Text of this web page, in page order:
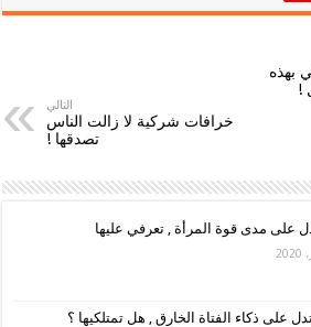
بهذه
!
التالي
خرافات شركية لا زالت الناس
تصدقها !
على مدى قوة المرأة , تعرفي عليها
على ذكاء الفتاة الخارق , هل تمتلكيها ؟